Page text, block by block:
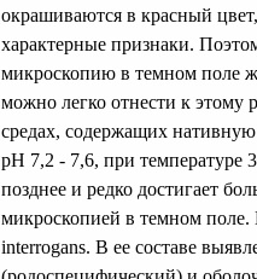
окрашиваются в красный
характерные признаки.
микроскопию в темном поле
можно легко отнести к этому
средах, содержащих
рН 7,2 - 7,6, при температуре
позднее и редко достигает
микроскопией в темном
interrogans. В ее составе